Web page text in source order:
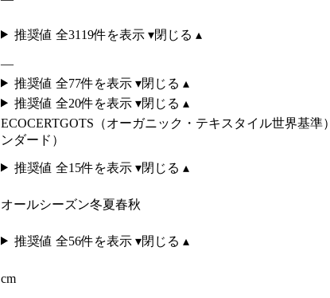
推奨値 全3119件を表示 ▾閉じる ▴
—
推奨値 全77件を表示 ▾閉じる ▴
推奨値 全20件を表示 ▾閉じる ▴
ECOCERTGOTS（オーガニック・テキスタイル世界基準）
ンダード）
推奨値 全15件を表示 ▾閉じる ▴
オールシーズン冬夏春秋
推奨値 全56件を表示 ▾閉じる ▴
cm